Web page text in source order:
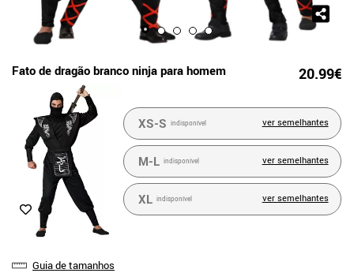
Fato de dragão branco ninja para homem 20.99€
Guia de tamanhos
XS-S indisponível ver semelhantes
M-L indisponível ver semelhantes
XL indisponível ver semelhantes